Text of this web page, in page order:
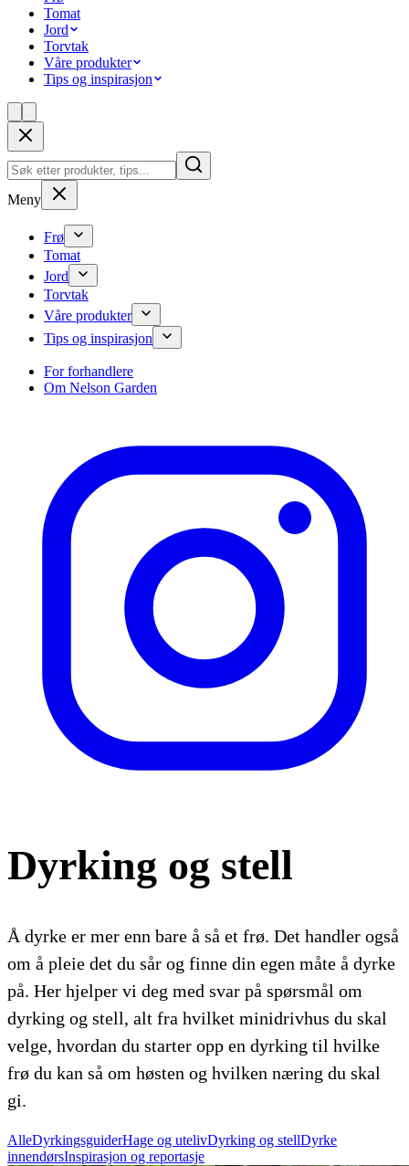
Tomat
Jord
Torvtak
Våre produkter
Tips og inspirasjon
Meny
Frø
Tomat
Jord
Torvtak
Våre produkter
Tips og inspirasjon
For forhandlere
Om Nelson Garden
Dyrking og stell
Å dyrke er mer enn bare å så et frø. Det handler også
om å pleie det du sår og finne din egen måte å dyrke
på. Her hjelper vi deg med svar på spørsmål om
dyrking og stell, alt fra hvilket minidrivhus du skal
velge, hvordan du starter opp en dyrking til hvilke
frø du kan så om høsten og hvilken næring du skal
gi.
AlleDyrkingsguiderHage og utelivDyrking og stellDyrke
innendørsInspirasjon og reportasje